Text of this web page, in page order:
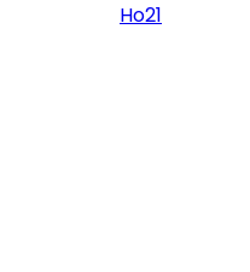
Ho21